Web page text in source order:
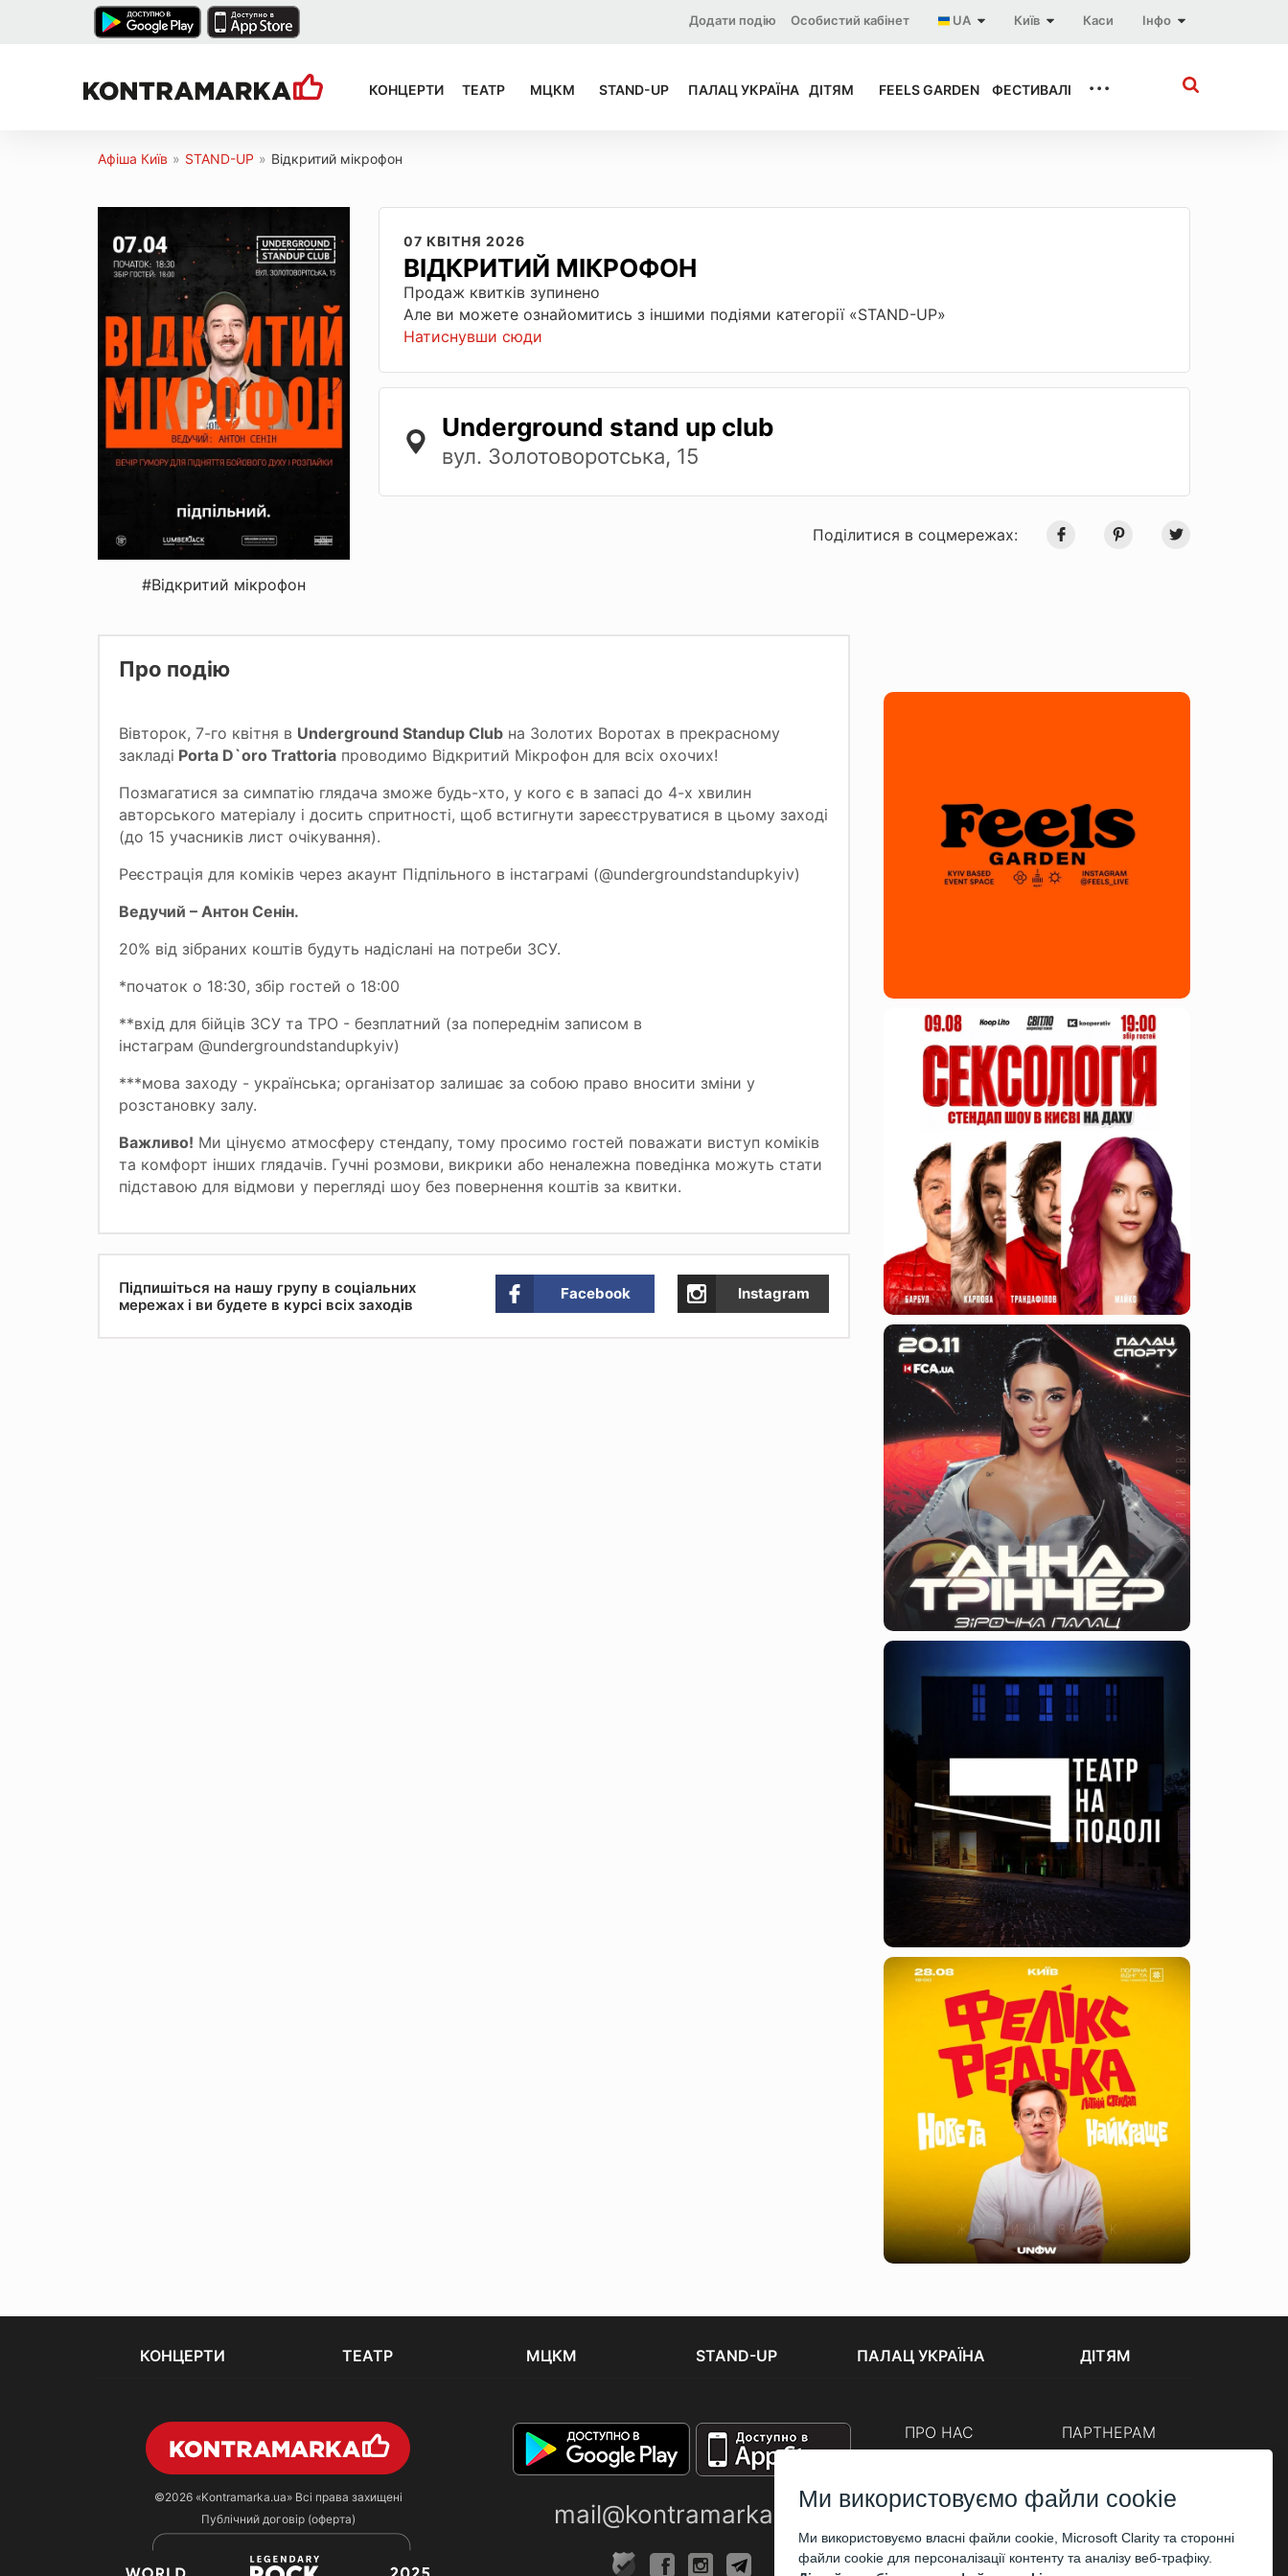
Інфо
Каси
Київ
UA
Особистий кабінет
Додати подію
КОНЦЕРТИ ТЕАТР МЦКМ STAND-UP ПАЛАЦ УКРАЇНА ДІТЯМ FEELS GARDEN ФЕСТИВАЛІ ...
Афіша Київ » STAND-UP » Відкритий мікрофон
#Відкритий мікрофон
07 КВІТНЯ 2026
ВІДКРИТИЙ МІКРОФОН
Продаж квитків зупинено
Але ви можете ознайомитись з іншими подіями категорії «STAND-UP»
Натиснувши сюди
Underground stand up club
вул. Золотоворотська, 15
Поділитися в соцмережах:
Про подію
Вівторок, 7-го квітня в Underground Standup Club на Золотих Воротах в прекрасному
закладі Porta D`oro Trattoria проводимо Відкритий Мікрофон для всіх охочих!
Позмагатися за симпатію глядача зможе будь-хто, у кого є в запасі до 4-х хвилин
авторського матеріалу і досить спритності, щоб встигнути зареєструватися в цьому заході
(до 15 учасників лист очікування).
Реєстрація для коміків через акаунт Підпільного в інстаграмі (@undergroundstandupkyiv)
Ведучий – Антон Сенін.
20% від зібраних коштів будуть надіслані на потреби ЗСУ.
*початок о 18:30, збір гостей о 18:00
**вхід для бійців ЗСУ та ТРО - безплатний (за попереднім записом в
інстаграм @undergroundstandupkyiv)
***мова заходу - українська; організатор залишає за собою право вносити зміни у
розстановку залу.
Важливо! Ми цінуємо атмосферу стендапу, тому просимо гостей поважати виступ коміків
та комфорт інших глядачів. Гучні розмови, викрики або неналежна поведінка можуть стати
підставою для відмови у перегляді шоу без повернення коштів за квитки.
Підпишіться на нашу групу в соціальних
мережах і ви будете в курсі всіх заходів
Facebook Instagram
КОНЦЕРТИ ТЕАТР МЦКМ STAND-UP ПАЛАЦ УКРАЇНА ДІТЯМ
©2026 «Kontramarka.ua»Всі права захищені
Публічний договір (оферта)
mail@kontramarka.ua
ПРО НАС ПАРТНЕРАМ
Корпоративним клієнтам
Ми використовуємо файли cookie
Ми використовуємо власні файли cookie, Microsoft Clarity та сторонні
файли cookie для персоналізації контенту та аналізу веб-трафіку.